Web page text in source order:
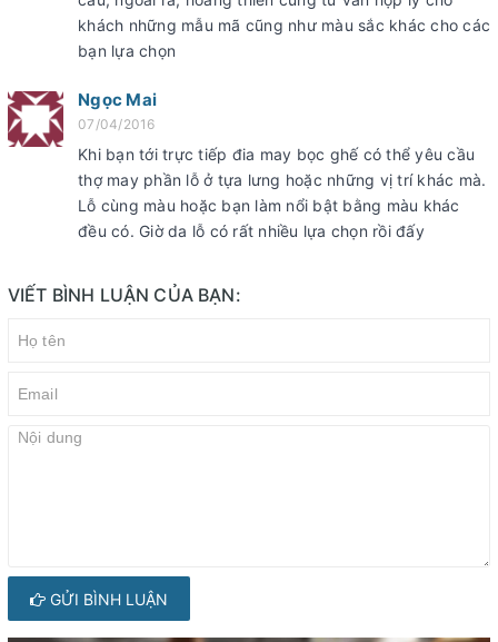
khách những mẫu mã cũng như màu sắc khác cho các
bạn lựa chọn
Ngọc Mai
07/04/2016
Khi bạn tới trực tiếp đia may bọc ghế có thể yêu cầu
thợ may phần lỗ ở tựa lưng hoặc những vị trí khác mà.
Lỗ cùng màu hoặc bạn làm nổi bật bằng màu khác
đều có. Giờ da lỗ có rất nhiều lựa chọn rồi đấy
VIẾT BÌNH LUẬN CỦA BẠN:
GỬI BÌNH LUẬN